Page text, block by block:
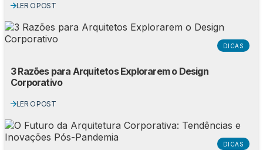
LER O POST
DICAS
3 Razões para Arquitetos Explorarem o Design
Corporativo
LER O POST
DICAS